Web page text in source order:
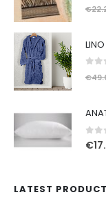
€
€
0
€
LATEST